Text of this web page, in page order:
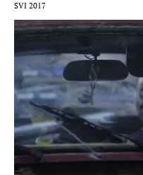
SVI 2017